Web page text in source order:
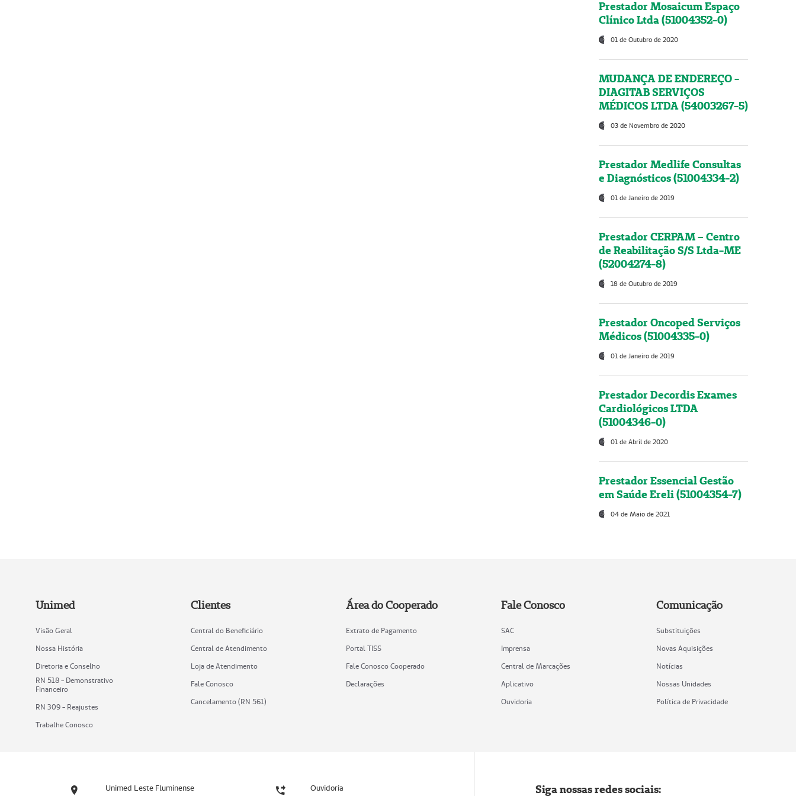
Prestador Mosaicum Espaço
Clínico Ltda (51004352-0)
01 de Outubro de 2020
MUDANÇA DE ENDEREÇO -
DIAGITAB SERVIÇOS
MÉDICOS LTDA (54003267-5)
03 de Novembro de 2020
Prestador Medlife Consultas
e Diagnósticos (51004334-2)
01 de Janeiro de 2019
Prestador CERPAM – Centro
de Reabilitação S/S Ltda-ME
(52004274-8)
18 de Outubro de 2019
Prestador Oncoped Serviços
Médicos (51004335-0)
01 de Janeiro de 2019
Prestador Decordis Exames
Cardiológicos LTDA
(51004346-0)
01 de Abril de 2020
Prestador Essencial Gestão
em Saúde Ereli (51004354-7)
04 de Maio de 2021
Unimed
Visão Geral
Nossa História
Diretoria e Conselho
RN 518 - Demonstrativo
Financeiro
RN 309 - Reajustes
Trabalhe Conosco
Clientes
Central do Beneficiário
Central de Atendimento
Loja de Atendimento
Fale Conosco
Cancelamento (RN 561)
Área do Cooperado
Extrato de Pagamento
Portal TISS
Fale Conosco Cooperado
Declarações
Fale Conosco
SAC
Imprensa
Central de Marcações
Aplicativo
Ouvidoria
Comunicação
Substituições
Novas Aquisições
Notícias
Nossas Unidades
Política de Privacidade
Unimed Leste Fluminense Ouvidoria Siga nossas redes sociais: